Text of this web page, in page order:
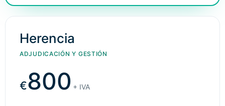
Herencia
ADJUDICACIÓN Y GESTIÓN
€800 + IVA